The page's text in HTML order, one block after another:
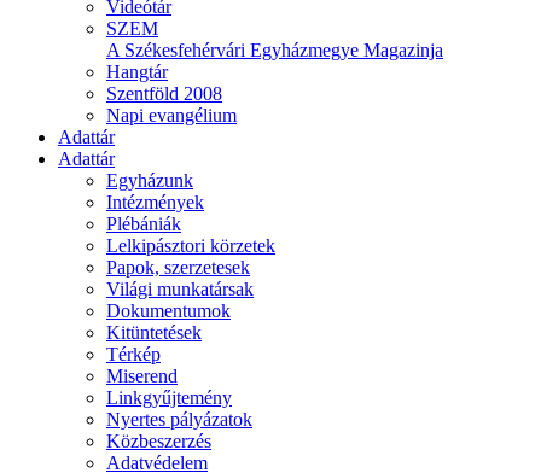
Videótár
SZEM
A Székesfehérvári Egyházmegye Magazinja
Hangtár
Szentföld 2008
Napi evangélium
Adattár
Adattár
Egyházunk
Intézmények
Plébániák
Lelkipásztori körzetek
Papok, szerzetesek
Világi munkatársak
Dokumentumok
Kitüntetések
Térkép
Miserend
Linkgyűjtemény
Nyertes pályázatok
Közbeszerzés
Adatvédelem